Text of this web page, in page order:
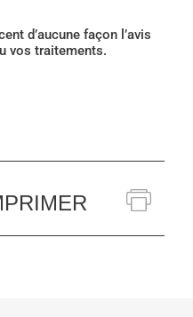
d’aucune façon l’avis
vos traitements.